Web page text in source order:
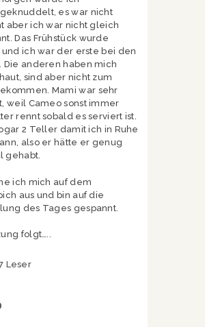
es war nicht
aber ich war nicht gleich
Das Frühstück wurde
ich war der erste bei den
Die anderen haben mich
sind aber nicht zum
Mami war sehr
weil Cameo sonst immer
rennt sobald es serviert ist.
2 Teller damit ich in Ruhe
also er hätte er genug
gehabt.
ich mich auf dem
aus und bin auf die
des Tages gespannt.
folgt…..
Leser